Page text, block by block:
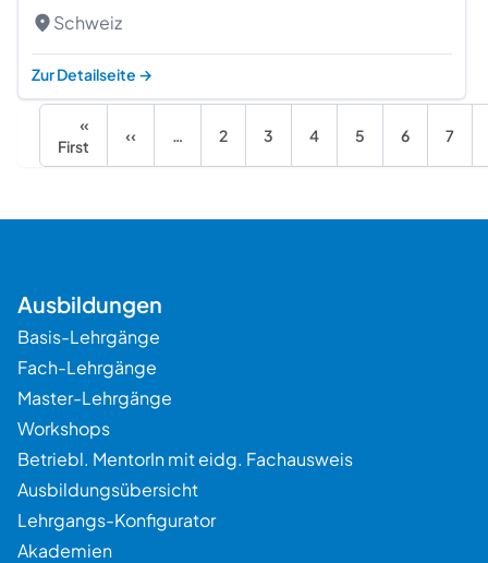
Schweiz
Zur Detailseite →
«
First
‹‹ 2 3 4 5 6 7
Ausbildungen
Basis-Lehrgänge
Fach-Lehrgänge
Master-Lehrgänge
Workshops
Betriebl. MentorIn mit eidg. Fachausweis
Ausbildungsübersicht
Lehrgangs-Konfigurator
Akademien